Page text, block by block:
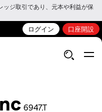
ッジ取引であり、元本や利益が保
ログイン 口座開設
6947.T